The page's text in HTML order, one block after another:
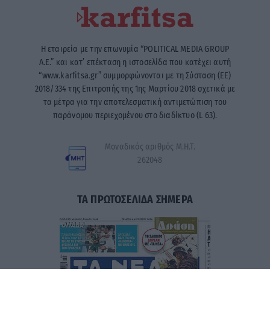
Η εταιρεία με την επωνυμία “POLITICAL MEDIA GROUP
A.E.” και κατ’ επέκταση η ιστοσελίδα που κατέχει αυτή
“www.karfitsa.gr” συμμορφώνονται με τη Σύσταση (ΕΕ)
2018/334 της Επιτροπής της 1ης Μαρτίου 2018 σχετικά με
τα μέτρα για την αποτελεσματική αντιμετώπιση του
παράνομου περιεχομένου στο διαδίκτυο (L 63).
Μοναδικός αριθμός Μ.Η.Τ.
262048
ΤΑ ΠΡΩΤΟΣΕΛΙΔΑ ΣΗΜΕΡΑ